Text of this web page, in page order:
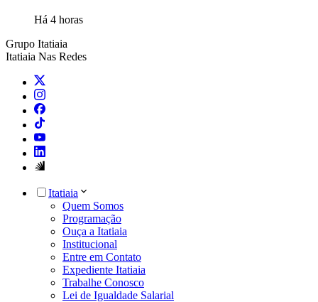
Há 4 horas
Grupo Itatiaia
Itatiaia Nas Redes
Itatiaia
Quem Somos
Programação
Ouça a Itatiaia
Institucional
Entre em Contato
Expediente Itatiaia
Trabalhe Conosco
Lei de Igualdade Salarial